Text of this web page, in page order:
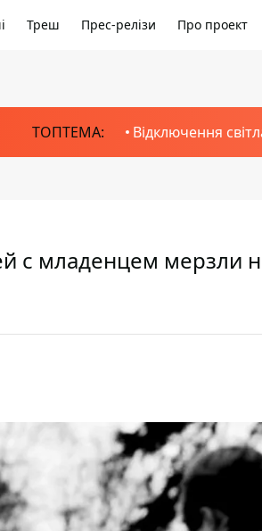
Треш Прес-релізи Про проект
ТОПТЕМА: Відключення
с младенцем мерзли